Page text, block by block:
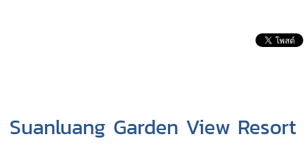
Suanluang Garden View Resort